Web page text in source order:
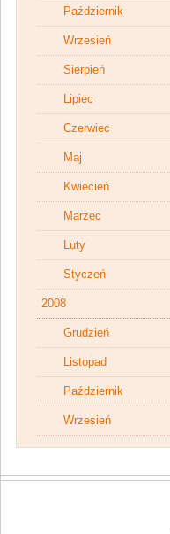
Październik
Wrzesień
Sierpień
Lipiec
Czerwiec
Maj
Kwiecień
Marzec
Luty
Styczeń
2008
Grudzień
Listopad
Październik
Wrzesień